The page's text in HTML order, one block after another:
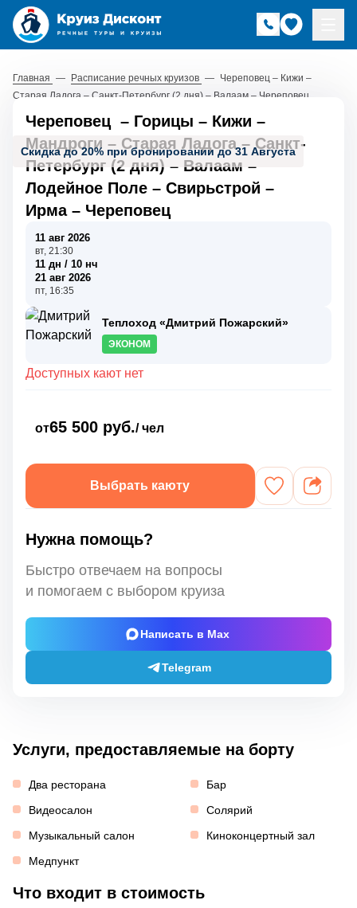
Главная — Расписание речных круизов — Череповец – Кижи –
Старая Ладога – Санкт-Петербург (2 дня) – Валаам – Череповец
Скидка до 20% при бронировании до 31 Августа
Череповец – Горицы – Кижи –
Мандроги – Старая Ладога–Санкт-
Петербург (2 дня) – Валаам –
Лодейное Поле – Свирьстрой –
Ирма– Череповец
11 авг 2026
вт, 21:30
11 дн / 10 нч
21 авг 2026
пт, 16:35
Теплоход «Дмитрий Пожарский»
ЭКОНОМ
Доступных кают нет
от65 500 руб./ чел
Выбрать каюту
Нужна помощь?
Быстро отвечаем на вопросы
и помогаем с выбором круиза
Написать в Max
Telegram
Услуги, предоставляемые на борту
Два ресторана
Бар
Видеосалон
Солярий
Музыкальный салон
Киноконцертный зал
Медпункт
Что входит в стоимость